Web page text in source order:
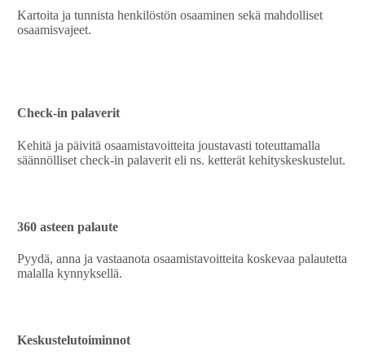
Kartoita ja tunnista henkilöstön osaaminen sekä mahdolliset
osaamisvajeet.
Check-in palaverit
Kehitä ja päivitä osaamistavoitteita joustavasti toteuttamalla
säännölliset check-in palaverit eli ns. ketterät kehityskeskustelut.
360 asteen palaute
Pyydä, anna ja vastaanota osaamistavoitteita koskevaa palautetta
malalla kynnyksellä.
Keskustelutoiminnot